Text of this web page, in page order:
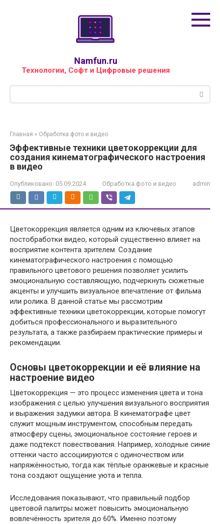
Namfun.ru
Технологии, Софт и Цифровые решения
Главная » Обработка фото и видео
Эффективные техники цветокоррекции для
создания кинематографического настроения
в видео
Опубликовано: 05.09.2024 Обработка фото и видео admin
Цветокоррекция является одним из ключевых этапов
постобработки видео, который существенно влияет на
восприятие контента зрителем. Создание
кинематографического настроения с помощью
правильного цветового решения позволяет усилить
эмоциональную составляющую, подчеркнуть сюжетные
акценты и улучшить визуальное впечатление от фильма
или ролика. В данной статье мы рассмотрим
эффективные техники цветокоррекции, которые помогут
добиться профессионального и выразительного
результата, а также разбираем практические примеры и
рекомендации.
Основы цветокоррекции и её влияние на
настроение видео
Цветокоррекция — это процесс изменения цвета и тона
изображения с целью улучшения визуального восприятия
и выражения задумки автора. В кинематографе цвет
служит мощным инструментом, способным передать
атмосферу сцены, эмоциональное состояние героев и
даже подтекст повествования. Например, холодные синие
оттенки часто ассоциируются с одиночеством или
напряжённостью, тогда как тёплые оранжевые и красные
тона создают ощущение уюта и тепла.
Исследования показывают, что правильный подбор
цветовой палитры может повысить эмоциональную
вовлечённость зрителя до 60%. Именно поэтому